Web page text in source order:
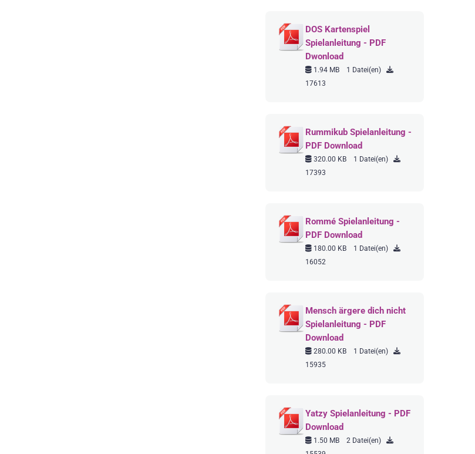
DOS Kartenspiel
Spielanleitung - PDF
Dwonload
1.94 MB
1 Datei(en)
17613
Rummikub Spielanleitung -
PDF Download
320.00 KB
1 Datei(en)
17393
Rommé Spielanleitung -
PDF Download
180.00 KB
1 Datei(en)
16052
Mensch ärgere dich nicht
Spielanleitung - PDF
Download
280.00 KB
1 Datei(en)
15935
Yatzy Spielanleitung - PDF
Download
1.50 MB
2 Datei(en)